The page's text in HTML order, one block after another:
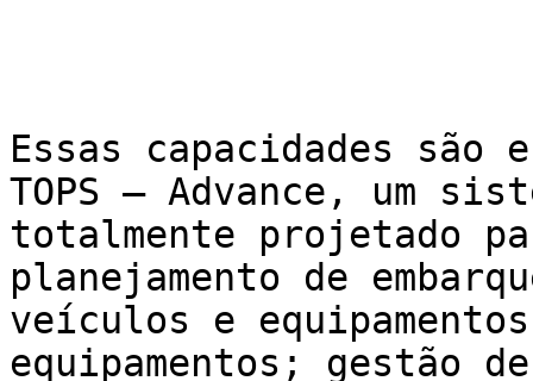
Essas capacidades são
TOPS – Advance, um
totalmente projetado
planejamento de
veículos e
equipamentos; gestão